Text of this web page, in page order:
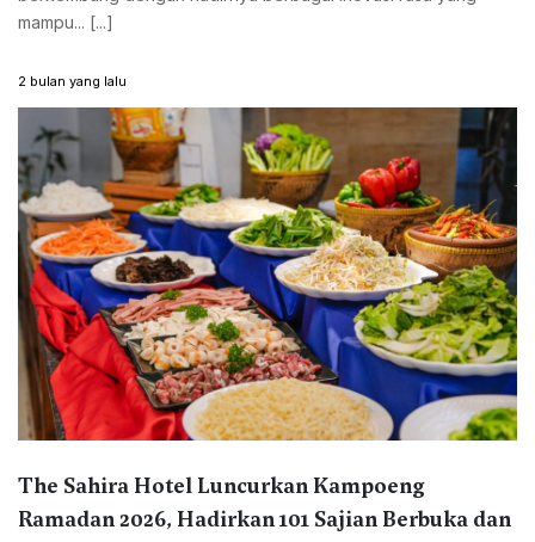
mampu... [...]
2 bulan yang lalu
The Sahira Hotel Luncurkan Kampoeng
Ramadan 2026, Hadirkan 101 Sajian Berbuka dan